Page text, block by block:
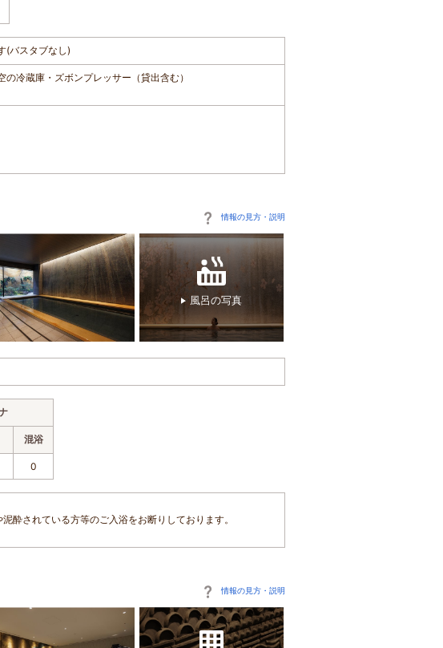
(バスタブなし)
冷蔵庫・ズボンプレッサー（貸出含む）
情報の見方・説明
風呂の写真
混浴
0
酔されている方等のご入浴をお断りしております。
情報の見方・説明